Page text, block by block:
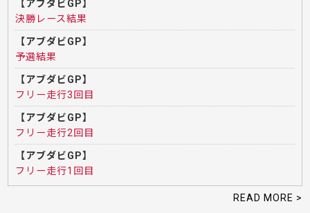
【アブダビGP】
決勝レース結果
【アブダビGP】
予選結果
【アブダビGP】
フリー走行3回目
【アブダビGP】
フリー走行2回目
【アブダビGP】
フリー走行1回目
READ MORE >